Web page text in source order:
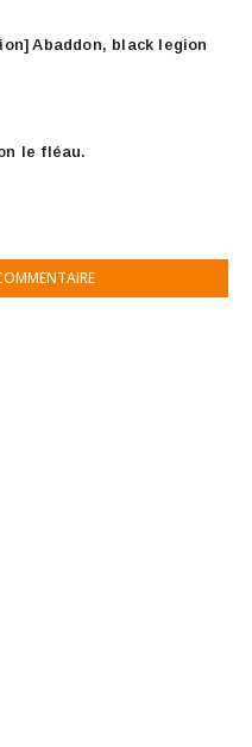
Abaddon, black legion
le fléau.